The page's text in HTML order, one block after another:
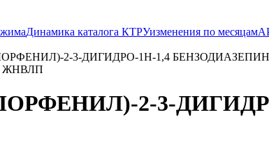
Динамика каталога КТРУизменения по месяцам
2-3-ДИГИДРО-1Н-1,4
ЖНВЛП
2-3-